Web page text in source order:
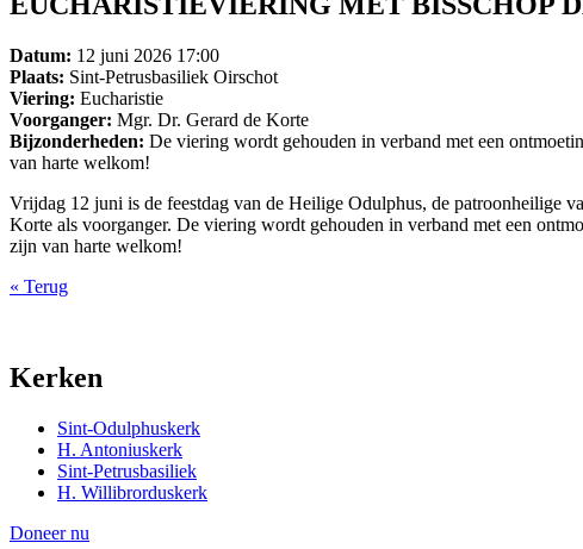
Datum: 12 juni 2026 17:00
Plaats: Sint-Petrusbasiliek Oirschot
Viering: Eucharistie
Voorganger: Mgr. Dr. Gerard de Korte
Bijzonderheden: De viering wordt gehouden in verband met een
van harte welkom!
Vrijdag 12 juni is de feestdag van de Heilige Odulphus, de patroonheilige
Korte als voorganger. De viering wordt gehouden in verband met een
zijn van harte welkom!
« Terug
Kerken
Sint-Odulphuskerk
H. Antoniuskerk
Sint-Petrusbasiliek
H. Willibrorduskerk
Doneer nu